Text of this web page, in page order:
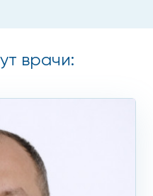
лучших врачей-
хирургов. При
врачи: